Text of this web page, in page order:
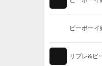
ビーボーイ
リブレ&ビ